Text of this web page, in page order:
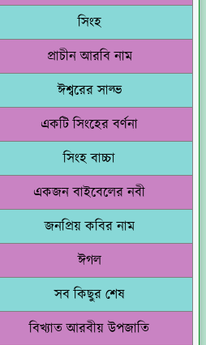
সিংহ
প্রাচীন আরবি নাম
ঈশ্বরের সাল্ভ
একটি সিংহের বর্ণনা
সিংহ বাচ্চা
একজন বাইবেলের নবী
জনপ্রিয় কবির নাম
ঈগল
সব কিছুর শেষ
বিখ্যাত আরবীয় উপজাতি